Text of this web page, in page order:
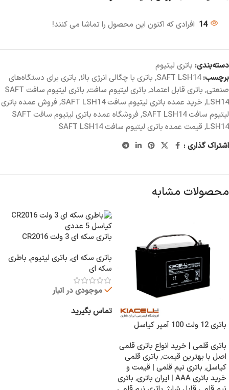
14 افرادی که اکنون این محصول را تماشا می کنند!
دسته‌بندی: باتری لیتیوم
برچسب: SAFT LSH14
, باتری با چگالی انرژی بالا, باتری برای دستگاه‌های
صنعتی, باتری قابل اعتماد, باتری لیتیوم سافت,
باتری لیتیوم سافت SAFT
LSH14
, خرید عمده باتری لیتیوم سافت SAFT LSH14 ,فروش عمده باتری
لیتیوم سافت SAFT LSH14
,
فروشگاه عمده باتری لیتیوم سافت SAFT
LSH14
,قیمت عمده باتری لیتیوم سافت SAFT LSH14
اشتراک گذاری :
محصولات مشابه
باتری 12 ولت 100 آمپر کیاسل
باتری قلمی | خرید انواع باتری قلمی
اصل با بهترین قیمت, باتری قلمی
کیاسل, باتری نیم قلمی | قیمت و
خرید باتری AAA | ایران باتری
, باتری
باتری سکه ای 3 ولت CR2016
باتری سکه ای, باتری لیتیوم, باطری
سکه ای
موجودی در انبار
تماس بگیرید